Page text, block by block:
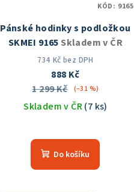
Pánské hodinky s podložkou
SKMEI 9165 Skladem v ČR
734 Kč bez DPH
888 Kč
1 299 Kč
(–31 %)
Skladem v ČR(7 ks)
hodnocení
produktu
je
Do košíku
KÓD: 9165